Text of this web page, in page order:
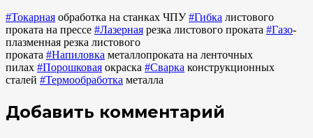
#Токарная обработка на станках ЧПУ#Гибка листового
проката на прессе #Лазерная резка листового проката #Газо-
плазменная резка листового
проката #Напиловка металлопроката на ленточных
пилах #Порошковая окраска #Сварка конструкционных
сталей #Термообработка металла
Добавить комментарий